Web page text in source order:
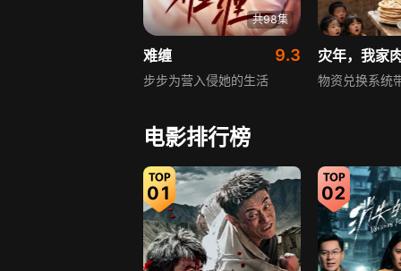
共98集
难缠 9.3
步步为营入侵她的生活
灾年，我家
物资兑换系统
电影排行榜
01 02